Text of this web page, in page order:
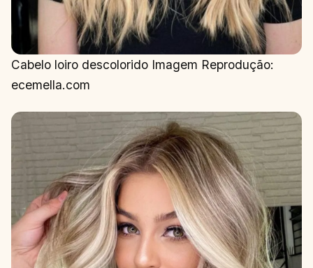
Cabelo loiro descolorido Imagem Reprodução:
ecemella.com